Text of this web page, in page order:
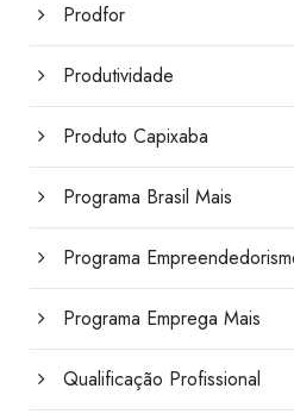
Prodfor
Produtividade
Produto Capixaba
Programa Brasil Mais
Programa
Programa Emprega Mais
Qualificação Profissional